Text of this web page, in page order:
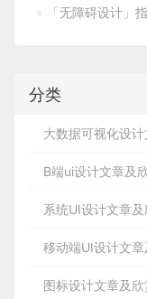
« 「无障碍设计」
分类
大数据可视化设
B端ui设计文章及
系统UI设计文章
移动端UI设计文
图标设计文章及